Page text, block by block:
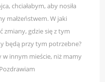
chciałabym, aby nosiła
małżeństwem. W jaki
zmiany, gdzie się z tym
będą przy tym potrzebne?
w innym mieście, niż mamy